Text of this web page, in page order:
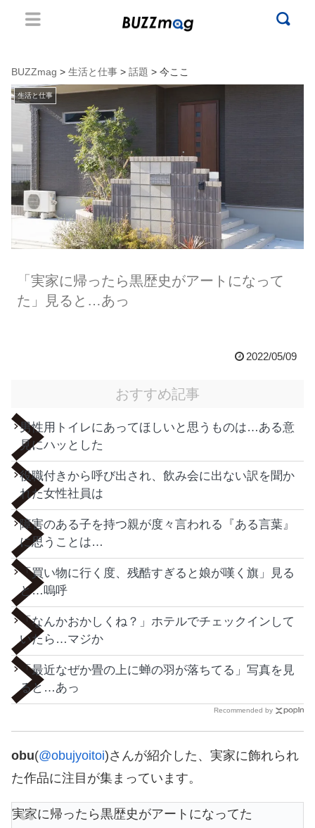
BUZZmag > 生活と仕事 > 話題 > 今ここ
生活と仕事
「実家に帰ったら黒歴史がアートになって
た」見ると…あっ
2022/05/09
おすすめ記事
男性用トイレにあってほしいと思うものは…ある意
見にハッとした
役職付きから呼び出され、飲み会に出ない訳を聞か
れた女性社員は
障害のある子を持つ親が度々言われる『ある言葉』
に思うことは…
「買い物に行く度、残酷すぎると娘が嘆く旗」見る
と…嗚呼
「なんかおかしくね？」ホテルでチェックインして
いたら…マジか
「最近なぜか畳の上に蝉の羽が落ちてる」写真を見
ると…あっ
Recommended by
obu(@obujyoitoi)さんが紹介した、実家に飾れられ
た作品に注目が集まっています。
実家に帰ったら黒歴史がアートになってた